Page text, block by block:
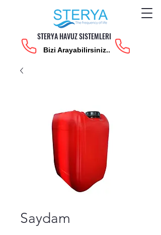
STERYA HAVUZ SISTEMLERI
Bizi Arayabilirsiniz..
Saydam